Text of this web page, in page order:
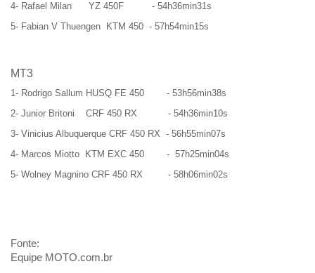
4- Rafael Milan YZ 450F - 54h36min31s
5- Fabian V Thuengen KTM 450 - 57h54min15s
MT3
1- Rodrigo Sallum HUSQ FE 450 - 53h56min38s
2- Junior Britoni CRF 450 RX - 54h36min10s
3- Vinicius Albuquerque CRF 450 RX - 56h55min07s
4- Marcos Miotto KTM EXC 450 - 57h25min04s
5- Wolney Magnino CRF 450 RX - 58h06min02s
Fonte:
Equipe MOTO.com.br